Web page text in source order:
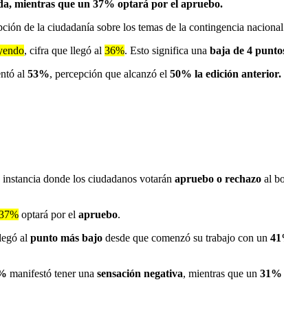
mientras que un 37% optará por el apruebo.
de la ciudadanía sobre los temas de la contingencia
, cifra que llegó al 36%. Esto significa una baja de 4
al 53%, percepción que alcanzó el 50% la edición anterior.
instancia donde los ciudadanos votarán apruebo o rechazo al
optará por el apruebo.
al punto más bajo desde que comenzó su trabajo con un
manifestó tener una sensación negativa, mientras que un 31%